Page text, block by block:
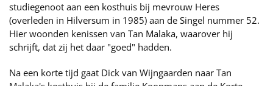
studiegenoot aan een kosthuis bij mevrouw Heres
(overleden in Hilversum in 1985) aan de Singel nummer 52.
Hier woonden kenissen van Tan Malaka, waarover hij
schrijft, dat zij het daar "goed" hadden.
Na een korte tijd gaat Dick van Wijngaarden naar Tan